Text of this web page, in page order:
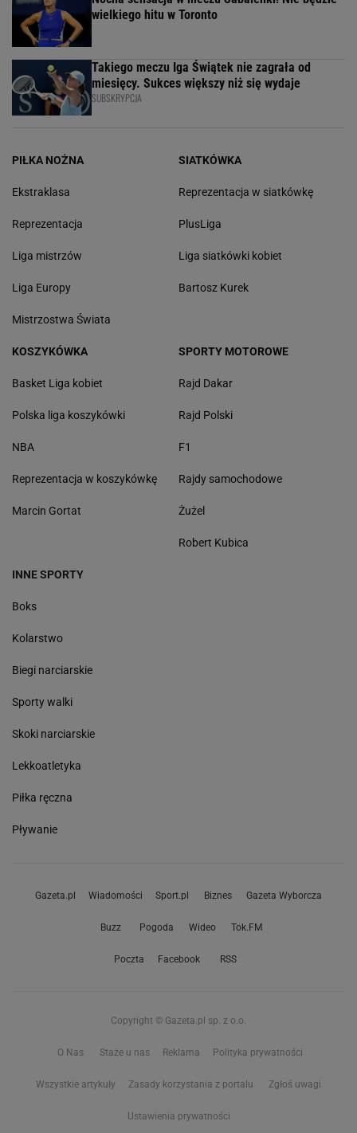
wielkiego hitu w Toronto
Takiego meczu Iga Świątek nie zagrała od
miesięcy. Sukces większy niż się wydaje
SUBSKRYPCJA
PIŁKA NOŻNA
Ekstraklasa
Reprezentacja
Liga mistrzów
Liga Europy
Mistrzostwa Świata
SIATKÓWKA
Reprezentacja w siatkówkę
PlusLiga
Liga siatkówki kobiet
Bartosz Kurek
KOSZYKÓWKA
Basket Liga kobiet
Polska liga koszykówki
NBA
Reprezentacja w koszykówkę
Marcin Gortat
SPORTY MOTOROWE
Rajd Dakar
Rajd Polski
F1
Rajdy samochodowe
Żużel
Robert Kubica
INNE SPORTY
Boks
Kolarstwo
Biegi narciarskie
Sporty walki
Skoki narciarskie
Lekkoatletyka
Piłka ręczna
Pływanie
Gazeta.pl Wiadomości Sport.pl Biznes Gazeta Wyborcza
Buzz Pogoda Wideo Tok.FM
Poczta Facebook RSS
Copyright © Gazeta.pl sp. z o.o.
O Nas Staże u nas Reklama Polityka prywatności
Wszystkie artykuły Zasady korzystania z portalu Zgłoś uwagi
Ustawienia prywatności